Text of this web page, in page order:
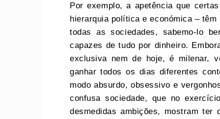
Por exemplo, a apetência que
hierarquia política e económica –
todas as sociedades, sabemo-lo
capazes de tudo por dinheiro.
exclusiva nem de hoje, é milenar,
ganhar todos os dias diferentes
modo absurdo, obsessivo e
confusa sociedade, que no
desmedidas ambições, mostram